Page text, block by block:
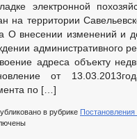
электронной
на территории
О внесении изменений и
административного
адреса объекту
от
по […]
в рубрике